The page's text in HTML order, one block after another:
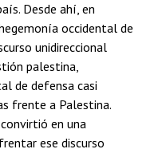
Desde ahí, en
occidental de
unidireccional
palestina,
de defensa casi
frente a Palestina.
en una
ese discurso